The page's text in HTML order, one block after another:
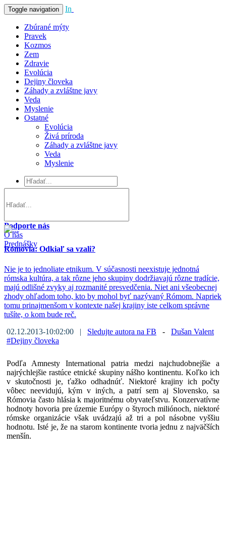
Toggle navigation In
Zbúrané mýty
Pravek
Kozmos
Zem
Zdravie
Evolúcia
Dejiny človeka
Záhady a zvláštne javy
Veda
Myslenie
Ostatné
Evolúcia
Živá príroda
Záhady a zvláštne javy
Veda
Myslenie
Podporte nás
O nás
Prednášky
Rómovia: Odkiaľ sa vzali?
Nie je to jednoliate etnikum. V súčasnosti neexistuje jednotná
rómska kultúra, a tak rôzne jeho skupiny dodržiavajú rôzne tradície,
majú odlišné zvyky aj rozmanité presvedčenia. Niet ani všeobecnej
zhody ohľadom toho, kto by mohol byť nazývaný Rómom. Napriek
tomu prinajmenšom v kontexte našej krajiny iste celkom správne
tušíte, o kom bude reč.
02.12.2013-10:02:00 | Sledujte autora na FB - Dušan Valent
#Dejiny človeka
Podľa Amnesty International patria medzi najchudobnejšie a
najrýchlejšie rastúce etnické skupiny nášho kontinentu. Koľko ich
v skutočnosti je, ťažko odhadnúť. Niektoré krajiny ich počty
vôbec neevidujú, kým v iných, a patrí sem aj Slovensko, sa
Rómovia často hlásia k majoritnému obyvateľstvu. Konzervatívne
hodnoty hovoria pre územie Európy o štyroch miliónoch, niektoré
rómske organizácie však uvádzajú až tri a pol násobne vyššiu
hodnotu. Isté je, že na starom kontinente tvoria jednu z najväčších
menšín.